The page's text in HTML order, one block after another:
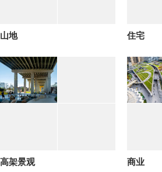
山地 住宅
高架景观 商业